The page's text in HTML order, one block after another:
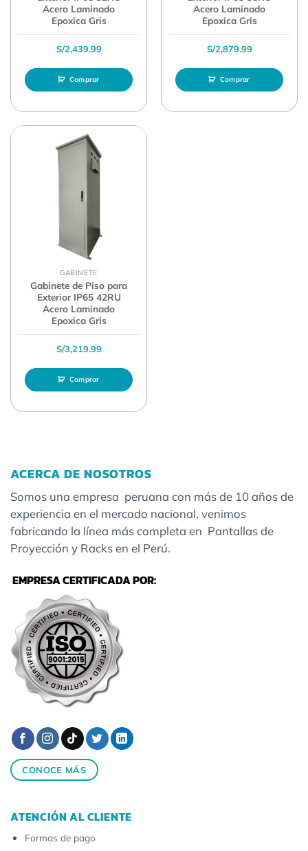
Acero Laminado
Epoxica Gris
S/2,439.99
Comprar
Acero Laminado
Epoxica Gris
S/2,879.99
Comprar
GABINETE
Gabinete de Piso para
Exterior IP65 42RU
Acero Laminado
Epoxica Gris
S/3,219.99
Comprar
ACERCA DE NOSOTROS
Somos una empresa peruana con más de 10 años de
experiencia en el mercado nacional, venimos
fabricando la línea más completa en Pantallas de
Proyección y Racks en el Perú.
EMPRESA CERTIFICADA POR:
CONOCE MÁS
ATENCIÓN AL CLIENTE
Formas de pago